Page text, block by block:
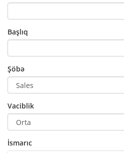
Başlıq
Şöbə
Vaciblik
İsmarıc